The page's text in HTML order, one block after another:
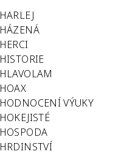
HARLEJ
HÁZENÁ
HERCI
HISTORIE
HLAVOLAM
HOAX
HODNOCENÍ VÝUKY
HOKEJISTÉ
HOSPODA
HRDINSTVÍ